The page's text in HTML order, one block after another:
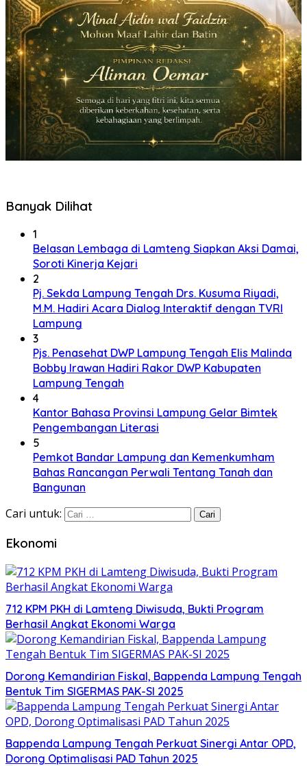
Banyak Dilihat
1
Belasan Lembaga di Lamteng Siapkan Aksi Damai,
Soroti Kinerja Kejari
2
Pj. Sekda Lampung Tengah Drs. Kusuma Riyadi,
M.M. Hadiri Acara Dialog Interaktif dengan TVRI
Lampung
3
Pjs. Penasehat DWP Lampung Tengah Elis Malinda
Bobby Irawan Hadiri Rakor DWP Kabupaten
Lampung Tengah
4
Kantor Bahasa Provinsi Lampung Gelar Bimtek
Pengembangan Literasi
5
Pemkot Bandar Lampung dan Kemenkumham
Bahas Rancangan Perwali Tentang Tanah dan
Bangunan
Cari untuk:
Ekonomi
712 KPM PKH di Lamteng Diwisuda, Bukti Program
Berhasil Angkat Ekonomi Warga
Dorong Kemandirian Fiskal, Bappenda Lampung Tengah
Bentuk Tim SIGERMAS PAK-SI 2025
Bappenda Lampung Tengah Perkuat Sinergi Antar OPD,
Dorong Optimalisasi PAD Tahun 2025